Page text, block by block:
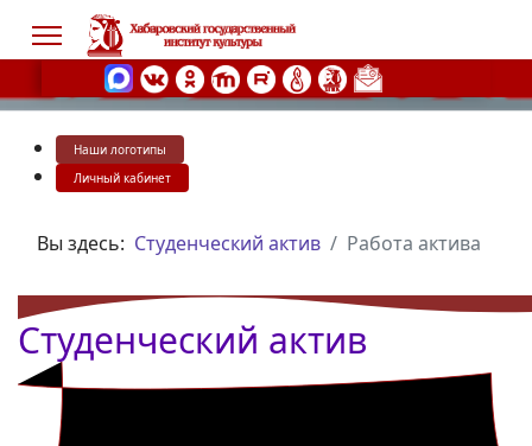
Наши логотипы
Личный кабинет
Вы здесь: Студенческий актив Работа актива
Студенческий актив